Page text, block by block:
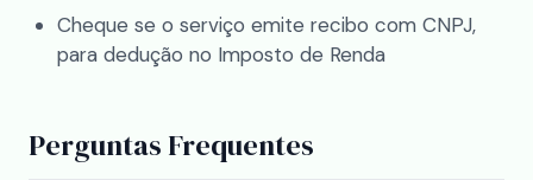
Cheque se o serviço emite recibo com CNPJ,
para dedução no Imposto de Renda
Perguntas Frequentes